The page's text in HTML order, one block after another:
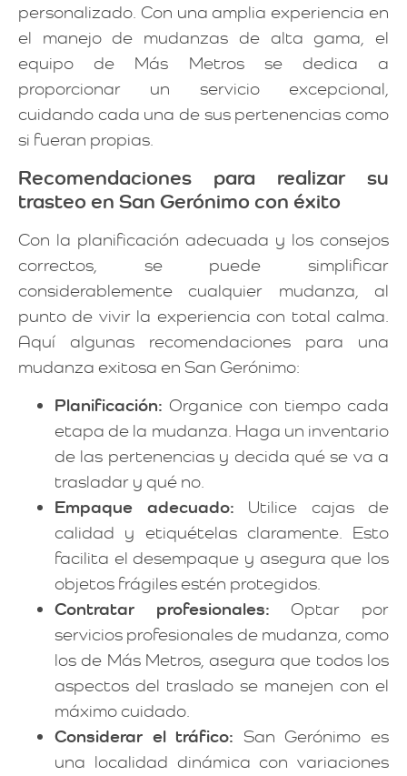
personalizado. Con una amplia experiencia en
el manejo de mudanzas de alta gama, el
equipo de Más Metros se dedica a
proporcionar un servicio excepcional,
cuidando cada una de sus pertenencias como
si fueran propias.
Recomendaciones para realizar su
trasteo en San Gerónimo con éxito
Con la planificación adecuada y los consejos
correctos, se puede simplificar
considerablemente cualquier mudanza, al
punto de vivir la experiencia con total calma.
Aquí algunas recomendaciones para una
mudanza exitosa en San Gerónimo:
Planificación: Organice con tiempo cada
etapa de la mudanza. Haga un inventario
de las pertenencias y decida qué se va a
trasladar y qué no.
Empaque adecuado: Utilice cajas de
calidad y etiquételas claramente. Esto
facilita el desempaque y asegura que los
objetos frágiles estén protegidos.
Contratar profesionales: Optar por
servicios profesionales de mudanza, como
los de Más Metros, asegura que todos los
aspectos del traslado se manejen con el
máximo cuidado.
Considerar el tráfico: San Gerónimo es
una localidad dinámica con variaciones